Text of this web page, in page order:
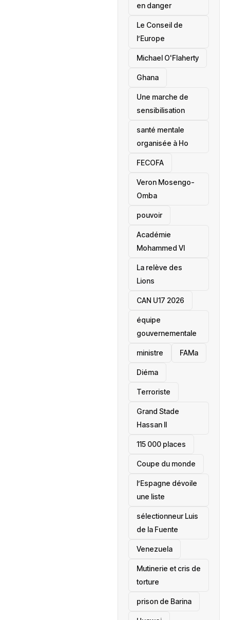
en danger
‎Le Conseil de
l’Europe
Michael O'Flaherty
‎Ghana
Une marche de
sensibilisation
santé mentale
organisée à Ho
‎FECOFA
Veron Mosengo-
Omba
pouvoir
Académie
Mohammed VI
La relève des
Lions
CAN U17 2026
équipe
gouvernementale
ministre FAMa
Diéma
Terroriste
Grand Stade
Hassan II
115 000 places
‎Coupe du monde
l’Espagne dévoile
une liste
sélectionneur Luis
de la Fuente
‎Venezuela
Mutinerie et cris de
torture
prison de Barina